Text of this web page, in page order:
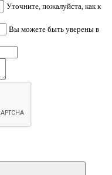
Уточните, пожалуйста, как к
Вы можете быть уверены в